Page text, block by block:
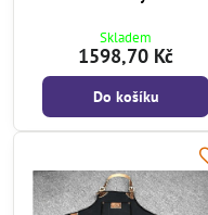
Skladem
1598,70 Kč
Do košíku